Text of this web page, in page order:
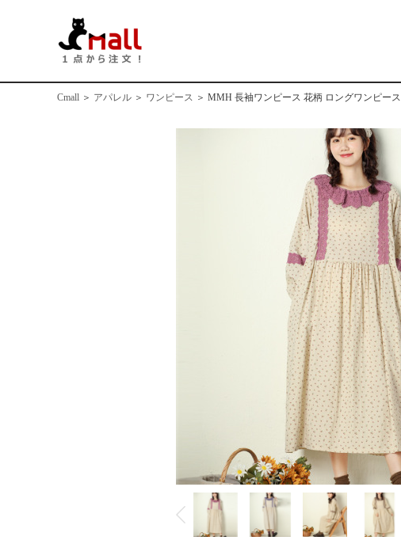
Cmall ＞ アパレル ＞ ワンピース ＞ MMH 長袖ワンピース 花柄 ロングワンピース